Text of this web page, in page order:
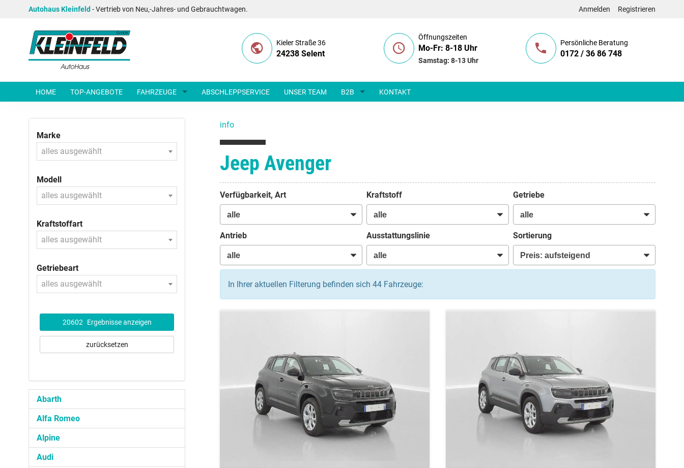
Autohaus Kleinfeld - Vertrieb von Neu,-Jahres- und Gebrauchtwagen. Anmelden Registrieren
Kieler Straße 36
24238 Selent
Öffnungszeiten
Mo-Fr: 8-18 Uhr
Samstag: 8-13 Uhr
Persönliche Beratung
0172 / 36 86 748
HOME TOP-ANGEBOTE FAHRZEUGE ABSCHLEPPSERVICE UNSER TEAM B2B KONTAKT
info
Jeep Avenger
Verfügbarkeit, Art Kraftstoff Getriebe
Antrieb Ausstattungslinie Sortierung
In Ihrer aktuellen Filterung befinden sich 44Fahrzeuge:
Marke
alles ausgewählt
Modell
alles ausgewählt
Kraftstoffart
alles ausgewählt
Getriebeart
alles ausgewählt
20602 Ergebnisse anzeigen
zurücksetzen
Abarth
Alfa Romeo
Alpine
Audi